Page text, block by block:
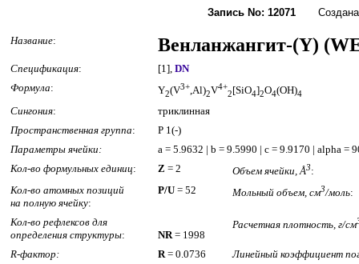
Запись No: 12071 Создана:
Название: Венланжангит-(Y)
Спецификация: [1], DN
Формула: Y2(V3+,Al)2V4+
2[SiO4]2O4(OH)4
Сингония:
триклинная
Пространственная группа:
P 1(-)
Параметры ячейки:
a = 5.9632 | b = 9.5990 | c = 9.9170 | alpha =
Кол-во формульных единиц: Z = 2 Объем ячейки, Å3:
Кол-во атомных позиций
на полную ячейку:
P/U = 52 Мольный объем, см3/моль:
Кол-во рефлексов для
определения структуры: NR= 1998
Расчетная плотность, г/см
R-фактор: R= 0.0736
Линейный коэффициент